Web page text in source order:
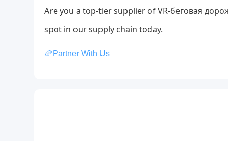
Are you a top-tier supplier of VR-беговая
spot in our supply chain today.
Partner With Us